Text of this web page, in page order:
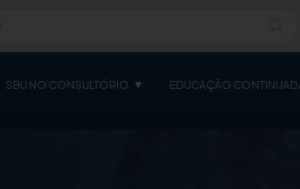
SBU NO CONSULTÓRIO EDUCAÇÃO